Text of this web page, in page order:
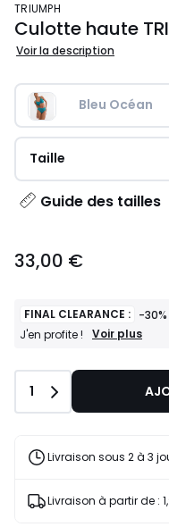
TRIUMPH
Culotte haute
Voir la description
Bleu Océan
Taille
Guide des tailles
€.
33,00 €
FINAL CLEARANCE : -
J'en profite !
FINAL
articles
J'en
Voir plus
Quantité
1
Livraison sous 2 à 3
Livraison à partir de :